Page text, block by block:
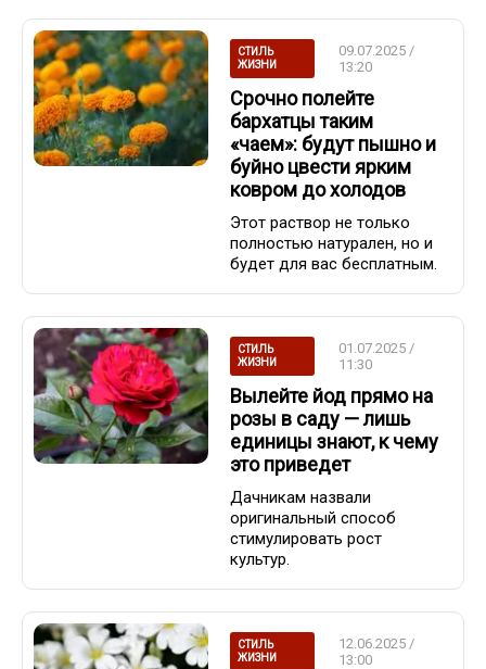
СТИЛЬ
ЖИЗНИ
09.07.2025 /
13:20
Срочно полейте
бархатцы таким
«чаем»: будут пышно и
буйно цвести ярким
ковром до холодов
Этот раствор не только
полностью натурален, но и
будет для вас бесплатным.
СТИЛЬ
ЖИЗНИ
01.07.2025 /
11:30
Вылейте йод прямо на
розы в саду — лишь
единицы знают, к чему
это приведет
Дачникам назвали
оригинальный способ
стимулировать рост
культур.
СТИЛЬ
ЖИЗНИ
12.06.2025 /
13:00